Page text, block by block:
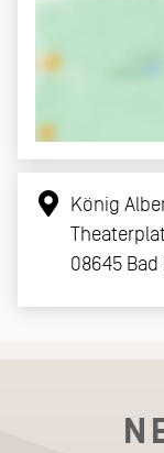
König
08645